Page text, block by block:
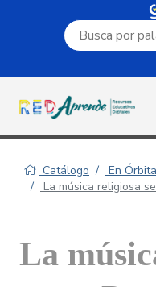
Campo de
Catálogo
En
La música religiosa
La